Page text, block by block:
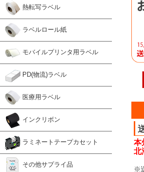
熱転写ラベル
ラベルロール紙
モバイルプリンタ用ラベル
PD(物流)ラベル
医療用ラベル
インクリボン
ラミネートテープカセット
その他サプライ品
本
北
※